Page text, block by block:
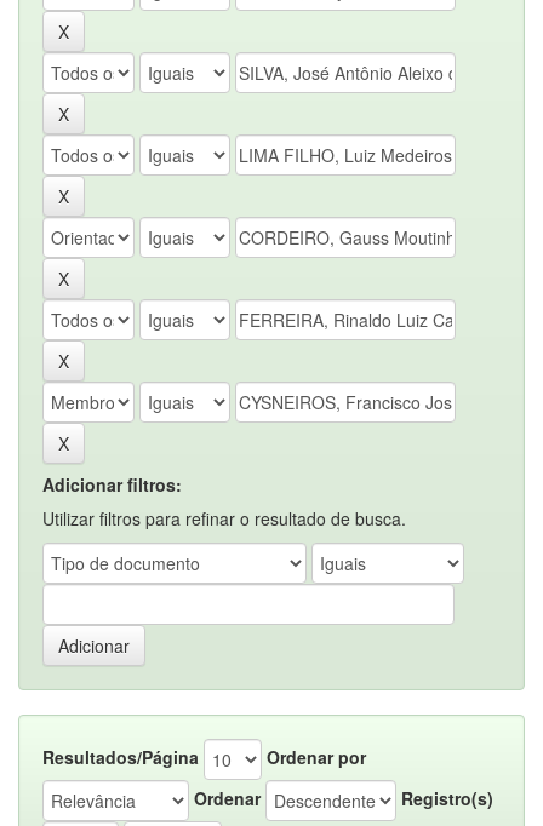
Adicionar filtros:
Utilizar filtros para refinar o resultado de busca.
Resultados/Página
Ordenar por
Ordenar
Registro(s)